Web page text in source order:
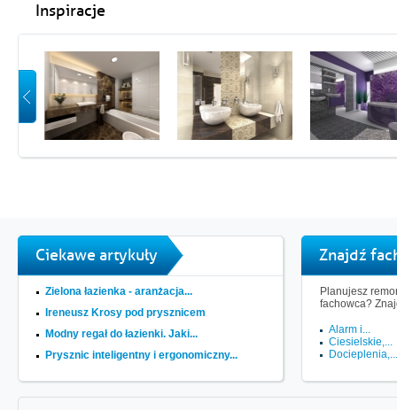
Inspiracje
Ciekawe artykuły
Zielona łazienka - aranżacja...
Ireneusz Krosy pod prysznicem
Modny regał do łazienki. Jaki...
Prysznic inteligentny i ergonomiczny...
Znajdź
Planujesz
fachowca?
Alarm i...
Ciesielskie,...
Docieplenia,...